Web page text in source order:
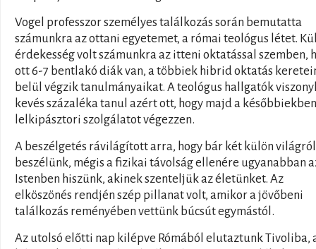
Vogel professzor személyes találkozás során bemutatta
számunkra az ottani egyetemet, a római teológus létet.
érdekesség volt számunkra az itteni oktatással szemben,
ott 6-7 bentlakó diák van, a többiek hibrid oktatás
belül végzik tanulmányaikat. A teológus hallgatók
kevés százaléka tanul azért ott, hogy majd a későbbiekben
lelkipásztori szolgálatot végezzen.
A beszélgetés rávilágított arra, hogy bár két külön világról
beszélünk, mégis a fizikai távolság ellenére ugyanabban
Istenben hiszünk, akinek szenteljük az életünket. Az
elköszönés rendjén szép pillanat volt, amikor a jövőbeni
találkozás reményében vettünk búcsút egymástól.
Az utolsó előtti nap kilépve Rómából elutaztunk Tivoliba,